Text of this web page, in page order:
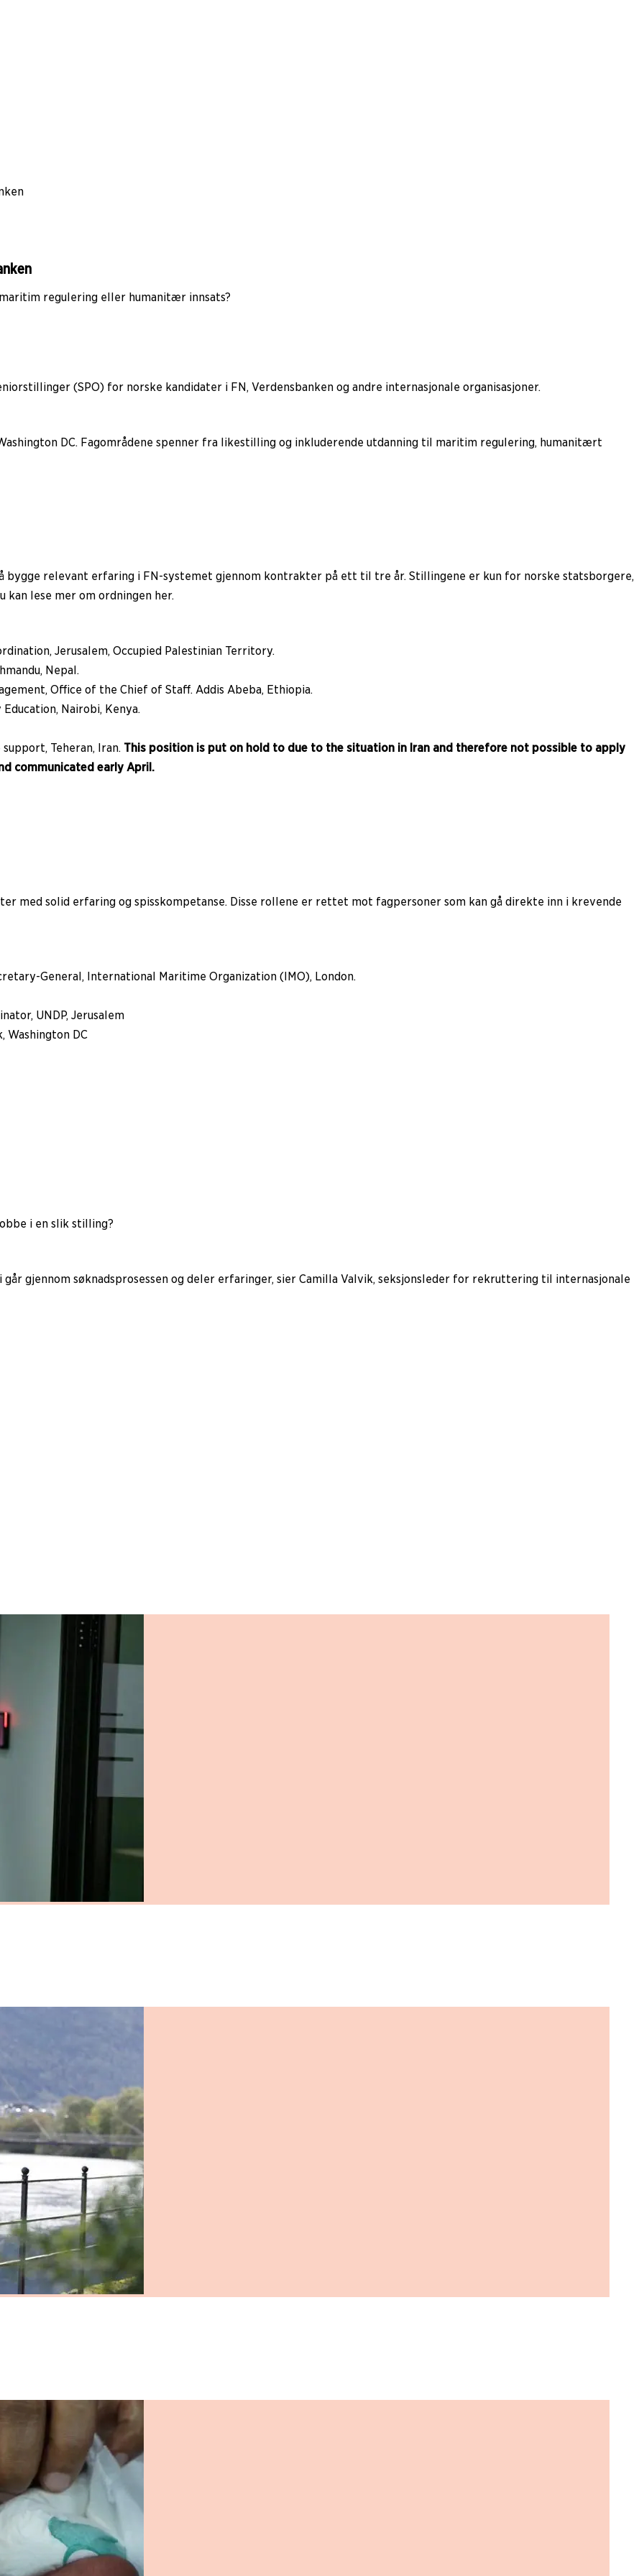
regulering eller humanitær innsats?
(SPO) for norske kandidater i FN, Verdensbanken og andre internasjonale organisasjoner.
DC. Fagområdene spenner fra likestilling og inkluderende utdanning til maritim regulering, humanitært
relevant erfaring i FN-systemet gjennom kontrakter på ett til tre år. Stillingene er kun for norske statsborgere,
kan lese mer om ordningen her.
Jerusalem, Occupied Palestinian Territory.
Nepal.
Office of the Chief of Staff. Addis Abeba, Ethiopia.
Nairobi, Kenya.
Teheran, Iran. This position is put on hold to due to the situation in Iran and therefore not possible to apply
communicated early April.
med solid erfaring og spisskompetanse. Disse rollene er rettet mot fagpersoner som kan gå direkte inn i krevende
General, International Maritime Organization (IMO), London.
UNDP, Jerusalem
Washington DC
i en slik stilling?
gjennom søknadsprosessen og deler erfaringer, sier Camilla Valvik, seksjonsleder for rekruttering til internasjonale